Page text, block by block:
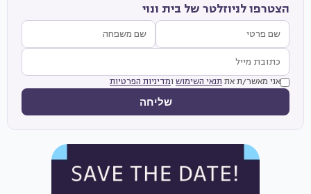
הצטרפו לניוזלטר של בית ונוי
אני מאשר/ת את תנאי השימוש ומדיניות הפרטיות
שליחה